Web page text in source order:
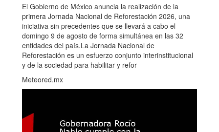
El Gobierno de México anuncia la realización de la
primera Jornada Nacional de Reforestación 2026, una
iniciativa sin precedentes que se llevará a cabo el
domingo 9 de agosto de forma simultánea en las 32
entidades del país.La Jornada Nacional de
Reforestación es un esfuerzo conjunto interinstitucional
y de la sociedad para habilitar y refor
Meteored.mx